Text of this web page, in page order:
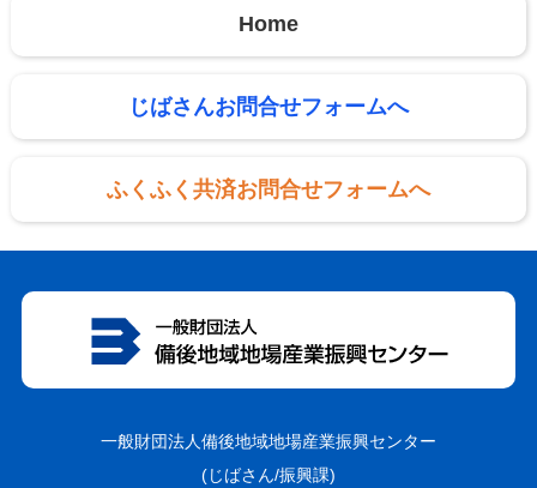
Home
じばさんお問合せフォームへ
ふくふく共済お問合せフォームへ
一般財団法人備後地域地場産業振興センター
(じばさん/振興課)